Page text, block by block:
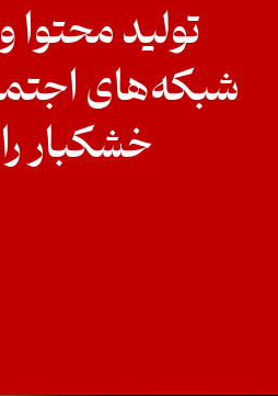
تولید محتوا
شبکه‌های
خشکبار